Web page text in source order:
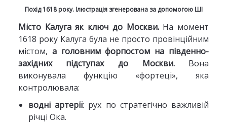
Похід 1618 року. Ілюстрація згенерована за допомогою ШІ
Місто Калуга як ключ до Москви.На момент
1618 року Калуга була не просто провінційним
містом, а головним форпостом на південно-
західних підступах до Москви.Вона
виконувала функцію «фортеці», яка
контролювала:
водні артерії: рух по стратегічно важливій
річці Ока.